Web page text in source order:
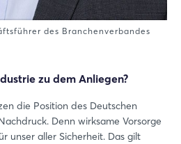
des Branchenverbandes
zu dem Anliegen?
die Position des Deutschen
Denn wirksame Vorsorge
unser aller Sicherheit. Das gilt